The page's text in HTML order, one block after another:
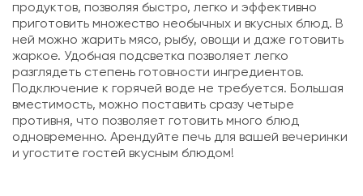
продуктов, позволяя быстро, легко и эффективно
приготовить множество необычных и вкусных блюд. В
ней можно жарить мясо, рыбу, овощи и даже готовить
жаркое. Удобная подсветка позволяет легко
разглядеть степень готовности ингредиентов.
Подключение к горячей воде не требуется. Большая
вместимость, можно поставить сразу четыре
противня, что позволяет готовить много блюд
одновременно. Арендуйте печь для вашей вечеринки
и угостите гостей вкусным блюдом!